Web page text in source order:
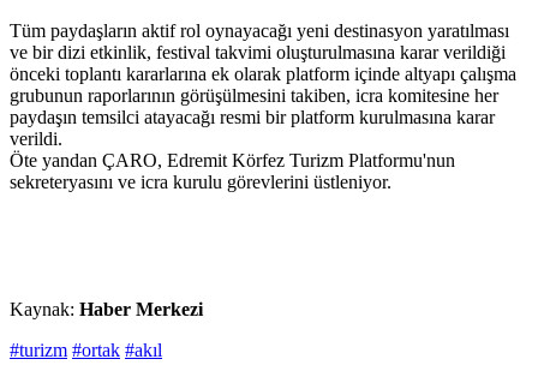
Tüm paydaşların aktif rol oynayacağı yeni destinasyon yaratılması
ve bir dizi etkinlik, festival takvimi oluşturulmasına karar verildiği
önceki toplantı kararlarına ek olarak platform içinde altyapı çalışma
grubunun raporlarının görüşülmesini takiben, icra komitesine her
paydaşın temsilci atayacağı resmi bir platform kurulmasına karar
verildi.
Öte yandan ÇARO, Edremit Körfez Turizm Platformu'nun
sekreteryasını ve icra kurulu görevlerini üstleniyor.
Kaynak: Haber Merkezi
#turizm #ortak #akıl